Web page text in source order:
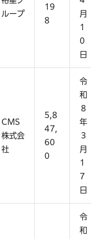
ループ
19
8
月
1
0
日
CMS
株式会
社
5,8
47,
60
0
令
和
８
年
３
月
1
7
日
令
和